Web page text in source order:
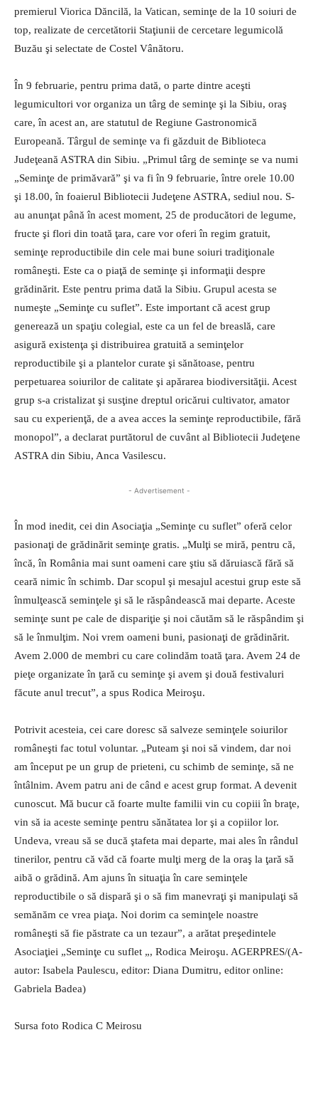
premierul Viorica Dăncilă, la Vatican, seminţe de la 10 soiuri de
top, realizate de cercetătorii Staţiunii de cercetare legumicolă
Buzău şi selectate de Costel Vânătoru.
În 9 februarie, pentru prima dată, o parte dintre aceşti
legumicultori vor organiza un târg de seminţe şi la Sibiu, oraş
care, în acest an, are statutul de Regiune Gastronomică
Europeană. Târgul de seminţe va fi găzduit de Biblioteca
Judeţeană ASTRA din Sibiu. „Primul târg de seminţe se va numi
„Seminţe de primăvară” şi va fi în 9 februarie, între orele 10.00
şi 18.00, în foaierul Bibliotecii Judeţene ASTRA, sediul nou. S-
au anunţat până în acest moment, 25 de producători de legume,
fructe şi flori din toată ţara, care vor oferi în regim gratuit,
seminţe reproductibile din cele mai bune soiuri tradiţionale
româneşti. Este ca o piaţă de seminţe şi informaţii despre
grădinărit. Este pentru prima dată la Sibiu. Grupul acesta se
numeşte „Seminţe cu suflet”. Este important că acest grup
generează un spaţiu colegial, este ca un fel de breaslă, care
asigură existenţa şi distribuirea gratuită a seminţelor
reproductibile şi a plantelor curate şi sănătoase, pentru
perpetuarea soiurilor de calitate şi apărarea biodiversităţii. Acest
grup s-a cristalizat şi susţine dreptul oricărui cultivator, amator
sau cu experienţă, de a avea acces la seminţe reproductibile, fără
monopol”, a declarat purtătorul de cuvânt al Bibliotecii Judeţene
ASTRA din Sibiu, Anca Vasilescu.
- Advertisement -
În mod inedit, cei din Asociaţia „Seminţe cu suflet” oferă celor
pasionaţi de grădinărit seminţe gratis. „Mulţi se miră, pentru că,
încă, în România mai sunt oameni care ştiu să dăruiască fără să
ceară nimic în schimb. Dar scopul şi mesajul acestui grup este să
înmulţească seminţele şi să le răspândească mai departe. Aceste
seminţe sunt pe cale de dispariţie şi noi căutăm să le răspândim şi
să le înmulţim. Noi vrem oameni buni, pasionaţi de grădinărit.
Avem 2.000 de membri cu care colindăm toată ţara. Avem 24 de
pieţe organizate în ţară cu seminţe şi avem şi două festivaluri
făcute anul trecut”, a spus Rodica Meiroşu.
Potrivit acesteia, cei care doresc să salveze seminţele soiurilor
româneşti fac totul voluntar. „Puteam şi noi să vindem, dar noi
am început pe un grup de prieteni, cu schimb de seminţe, să ne
întâlnim. Avem patru ani de când e acest grup format. A devenit
cunoscut. Mă bucur că foarte multe familii vin cu copiii în braţe,
vin să ia aceste seminţe pentru sănătatea lor şi a copiilor lor.
Undeva, vreau să se ducă ştafeta mai departe, mai ales în rândul
tinerilor, pentru că văd că foarte mulţi merg de la oraş la ţară să
aibă o grădină. Am ajuns în situaţia în care seminţele
reproductibile o să dispară şi o să fim manevraţi şi manipulaţi să
semănăm ce vrea piaţa. Noi dorim ca seminţele noastre
româneşti să fie păstrate ca un tezaur”, a arătat preşedintele
Asociaţiei „Seminţe cu suflet „, Rodica Meiroşu. AGERPRES/(A-
autor: Isabela Paulescu, editor: Diana Dumitru, editor online:
Gabriela Badea)
Sursa foto Rodica C Meirosu